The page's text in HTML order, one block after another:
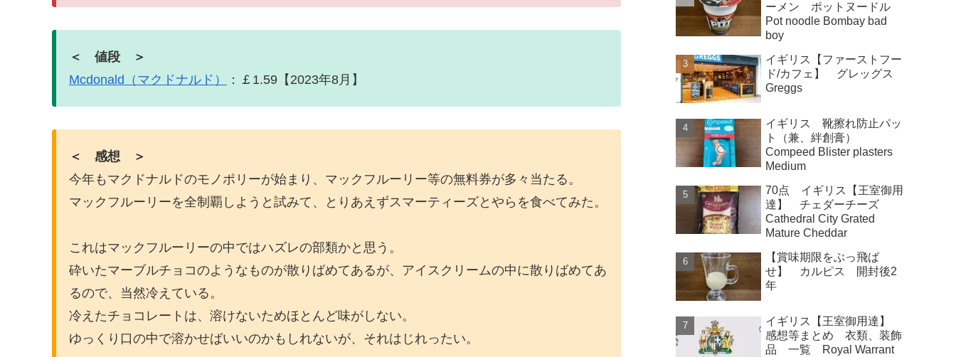
＜ 値段 ＞
Mcdonald（マクドナルド）
：￡1.59【2023年8月】
＜ 感想 ＞
今年もマクドナルドのモノポリーが始まり、マックフルーリー等の無料券が多々当たる。
マックフルーリーを全制覇しようと試みて、とりあえずスマーティーズとやらを食べてみた。
これはマックフルーリーの中ではハズレの部類かと思う。
砕いたマーブルチョコのようなものが散りばめてあるが、アイスクリームの中に散りばめてあ
るので、当然冷えている。
冷えたチョコレートは、溶けないためほとんど味がしない。
ゆっくり口の中で溶かせばいいのかもしれないが、それはじれったい。
ーメン ポットヌードル
Pot noodle Bombay bad
boy
イギリス【ファーストフー
ド/カフェ】 グレッグス
Greggs
イギリス 靴擦れ防止パッ
ト（兼、絆創膏）
Compeed Blister plasters
Medium
70点 イギリス【王室御用
達】 チェダーチーズ
Cathedral City Grated
Mature Cheddar
【賞味期限をぶっ飛ば
せ】 カルピス 開封後2
年
イギリス【王室御用達】
感想等まとめ 衣類、装飾
品 一覧 Royal Warrant